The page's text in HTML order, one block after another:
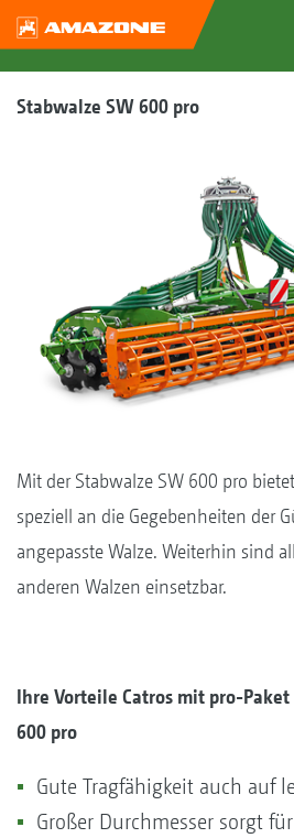
Stabwalze SW 600 pro
Mit der Stabwalze SW 600 pro
speziell an die Gegebenheiten der
angepasste Walze. Weiterhin sind
anderen Walzen einsetzbar.
Ihre Vorteile Catros mit pro-
600 pro
Gute Tragfähigkeit auch auf
Großer Durchmesser sorgt